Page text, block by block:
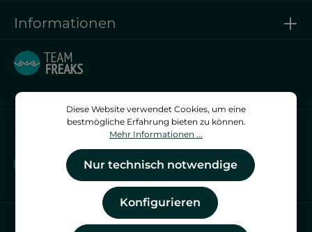
Vertrag widerrufen
Vertrag widerrufen
Informationen
Diese Website verwendet Cookies, um eine
bestmögliche Erfahrung bieten zu können.
Mehr Informationen ...
Nur technisch notwendige
Konfigurieren